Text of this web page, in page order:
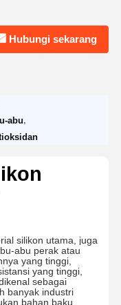
Hubungi sekarang
abu
silikon utama, juga
abu perak atau
yang tinggi,
yang tinggi,
sebagai
banyak industri
bahan baku